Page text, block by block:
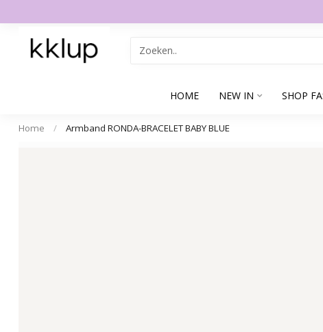
HOME NEW IN SHOP
Home / Armband RONDA-BRACELET BABY BLUE